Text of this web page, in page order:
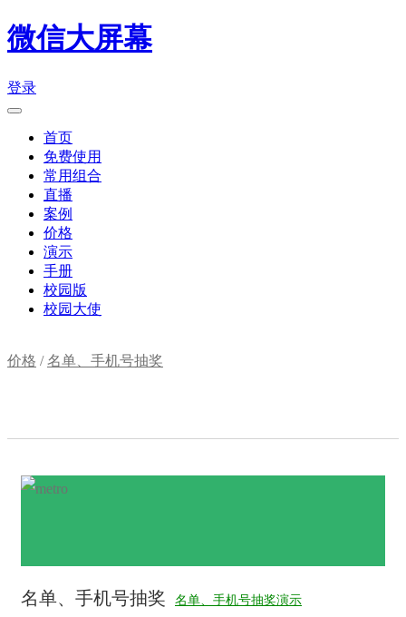
微信大屏幕
登录
首页
免费使用
常用组合
直播
案例
价格
演示
手册
校园版
校园大使
价格 /名单、手机号抽奖
名单、手机号抽奖 名单、手机号抽奖演示